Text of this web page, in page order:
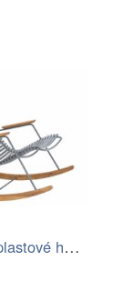
Tmavě šedé plastové houpací zahradní…